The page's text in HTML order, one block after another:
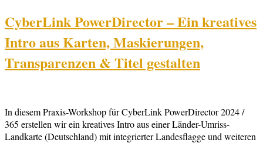
CyberLink PowerDirector – Ein kreatives
Intro aus Karten, Maskierungen,
Transparenzen & Titel gestalten
In diesem Praxis-Workshop für CyberLink PowerDirector 2024 /
365 erstellen wir ein kreatives Intro aus einer Länder-Umriss-
Landkarte (Deutschland) mit integrierter Landesflagge und weiteren